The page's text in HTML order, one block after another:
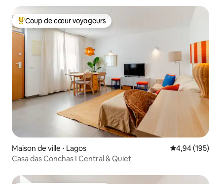
Coups de cœur voyageurs les plus appréciés
Coup de cœur voyageurs
Maison de ville ⋅ Lagos Évaluation
4,94 (195)
Casa das Conchas I Central & Quiet